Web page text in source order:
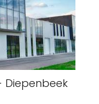
Diepenbeek